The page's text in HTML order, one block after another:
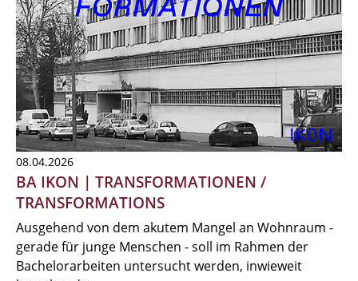
08.04.2026
BA IKON | TRANSFORMATIONEN /
TRANSFORMATIONS
Ausgehend von dem akutem Mangel an Wohnraum -
gerade für junge Menschen - soll im Rahmen der
Bachelorarbeiten untersucht werden, inwieweit